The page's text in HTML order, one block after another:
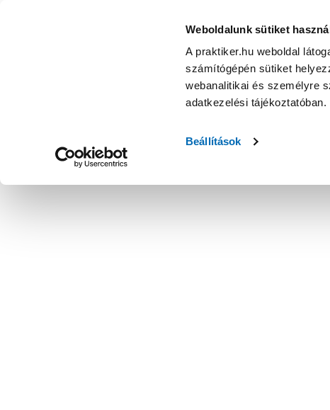
Weboldalunk sütiket
A praktiker.hu weboldal
számítógépén sütiket
webanalitikai és személyre
adatkezelési tájékoztatóban.
Beállítások